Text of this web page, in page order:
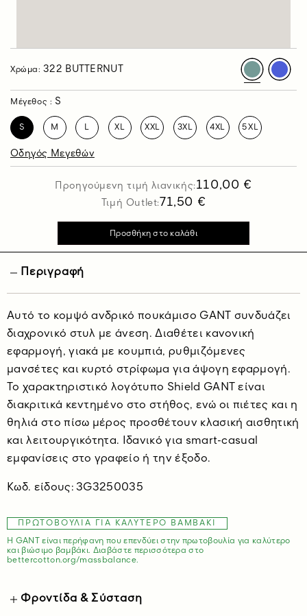
Χρώμα:322 BUTTERNUT
Μέγεθος : S
S M L XL XXL 3XL 4XL 5XL
Οδηγός Μεγεθών
Προηγούμενη τιμή λιανικής:110,00 €
Τιμή Outlet:71,50 €
Περιγραφή
Αυτό το κομψό ανδρικό πουκάμισο GANT συνδυάζει
διαχρονικό στυλ με άνεση. Διαθέτει κανονική
εφαρμογή, γιακά με κουμπιά, ρυθμιζόμενες
μανσέτες και κυρτό στρίφωμα για άψογη εφαρμογή.
Το χαρακτηριστικό λογότυπο Shield GANT είναι
διακριτικά κεντημένο στο στήθος, ενώ οι πιέτες και η
θηλιά στο πίσω μέρος προσθέτουν κλασική αισθητική
και λειτουργικότητα. Ιδανικό για smart-casual
εμφανίσεις στο γραφείο ή την έξοδο.
Κωδ. είδους:3G3250035
ΠΡΩΤΟΒΟΥΛΊΑ ΓΙΑ ΚΑΛΎΤΕΡΟ ΒΑΜΒΆΚΙ
Η GANT είναι περήφανη που επενδύει στην πρωτοβουλία για καλύτερο
και βιώσιμο βαμβάκι. Διαβάστε περισσότερα στο
bettercotton.org/massbalance.
Φροντίδα & Σύσταση